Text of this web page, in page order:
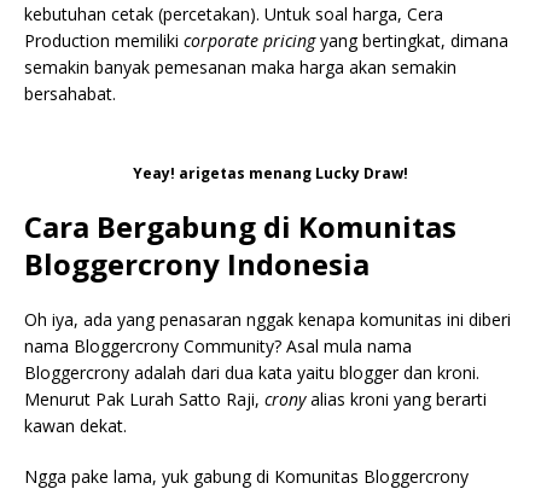
kebutuhan cetak (percetakan). Untuk soal harga, Cera
Production memiliki corporate pricingyang bertingkat, dimana
semakin banyak pemesanan maka harga akan semakin
bersahabat.
Yeay! arigetas menang Lucky Draw!
Cara Bergabung di Komunitas
Bloggercrony Indonesia
Oh iya, ada yang penasaran nggak kenapa komunitas ini diberi
nama Bloggercrony Community? Asal mula nama
Bloggercrony adalah dari dua kata yaitu blogger dan kroni.
Menurut Pak Lurah Satto Raji, cronyalias kroni yang berarti
kawan dekat.
Ngga pake lama, yuk gabung di Komunitas Bloggercrony